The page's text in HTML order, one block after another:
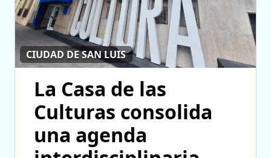
CIUDAD DE SAN LUIS
La Casa de las
Culturas consolida
una agenda